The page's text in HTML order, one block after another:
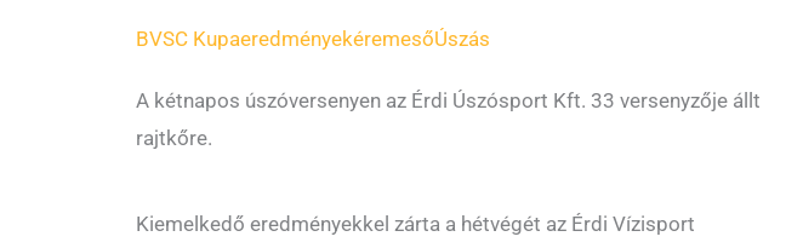
BVSC KupaeredményekéremesőÚszás
A kétnapos úszóversenyen az Érdi Úszósport Kft. 33 versenyzője állt
rajtkőre.
Kiemelkedő eredményekkel zárta a hétvégét az Érdi Vízisport